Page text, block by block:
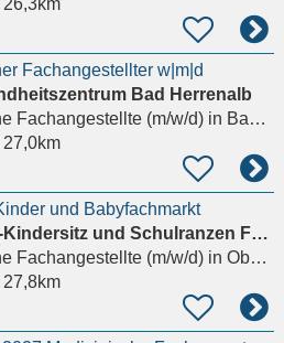
26,3km
Fachangestellter w|m|d
Bad Herrenalb
Fachangestellte (m/w/d)in Bad Herrenalb
27,0km
und Babyfachmarkt
Schützling-Kindersitz und Schulranzen Fachhandel
Fachangestellte (m/w/d)in Oberhausen-Rheinhausen
27,8km